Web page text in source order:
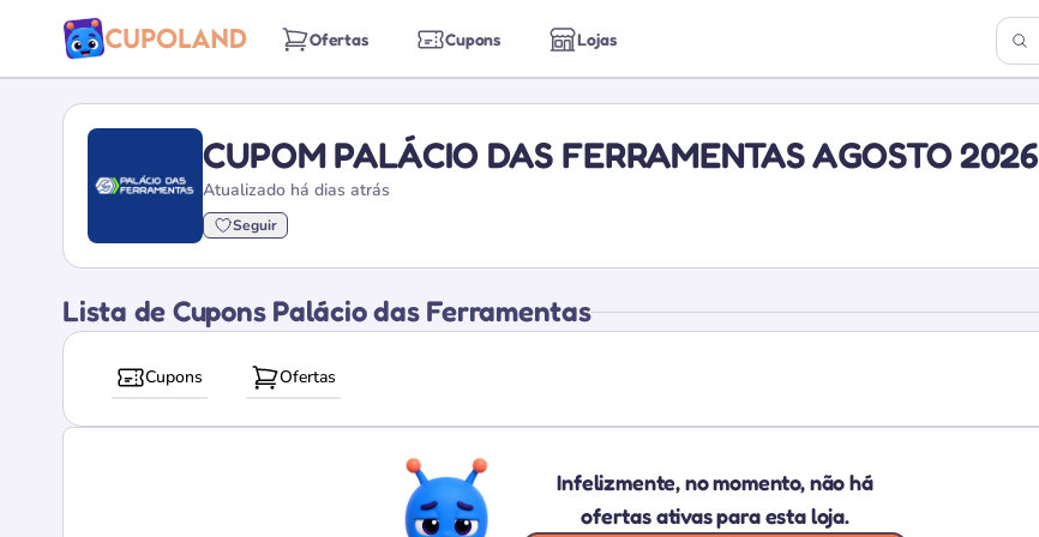
Ofertas Cupons Lojas
CUPOM PALÁCIO DAS FERRAMENTAS AGOSTO 2026
Atualizado há dias atrás
Seguir
Lista de Cupons Palácio das Ferramentas
Cupons Ofertas
Infelizmente, no momento, não há
ofertas ativas para esta loja.